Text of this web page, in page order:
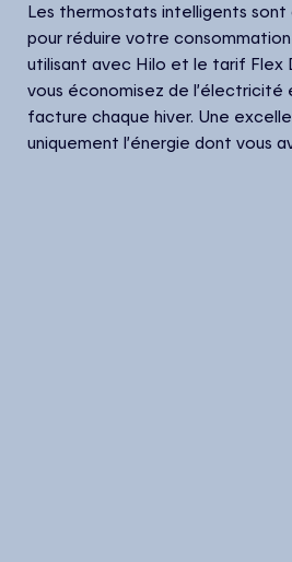
Les thermostats intelligents sont
pour réduire votre consommation
utilisant avec Hilo et le tarif Flex
vous économisez de l’électricité
facture chaque hiver. Une
uniquement l’énergie dont vous